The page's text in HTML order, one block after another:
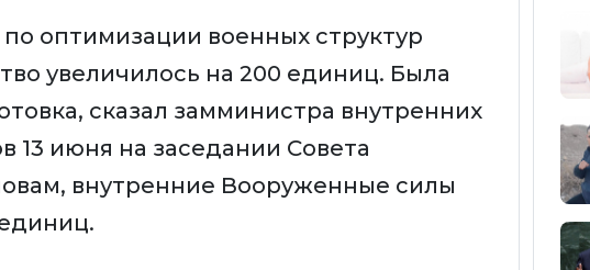
оптимизации военных структур
увеличилось на 200 единиц. Была
сказал замминистра внутренних
13 июня на заседании Совета
внутренние Вооруженные силы